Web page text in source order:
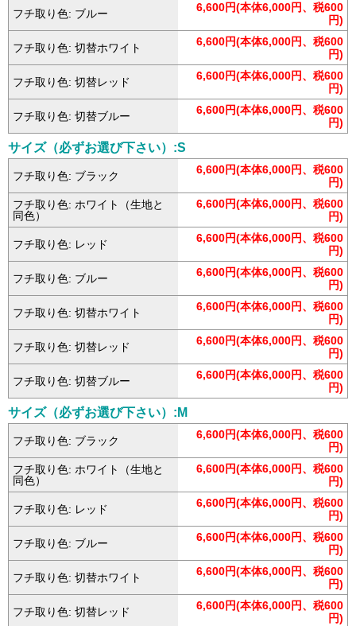
フチ取り色: ブルー
6,600円(本体6,000円、税600
円)
フチ取り色: 切替ホワイト
6,600円(本体6,000円、税600
円)
フチ取り色: 切替レッド
6,600円(本体6,000円、税600
円)
フチ取り色: 切替ブルー
6,600円(本体6,000円、税600
円)
サイズ（必ずお選び下さい）:S
フチ取り色: ブラック
6,600円(本体6,000円、税600
円)
フチ取り色: ホワイト（生地と
同色）
6,600円(本体6,000円、税600
円)
フチ取り色: レッド
6,600円(本体6,000円、税600
円)
フチ取り色: ブルー
6,600円(本体6,000円、税600
円)
フチ取り色: 切替ホワイト
6,600円(本体6,000円、税600
円)
フチ取り色: 切替レッド
6,600円(本体6,000円、税600
円)
フチ取り色: 切替ブルー
6,600円(本体6,000円、税600
円)
サイズ（必ずお選び下さい）:M
フチ取り色: ブラック
6,600円(本体6,000円、税600
円)
フチ取り色: ホワイト（生地と
同色）
6,600円(本体6,000円、税600
円)
フチ取り色: レッド
6,600円(本体6,000円、税600
円)
フチ取り色: ブルー
6,600円(本体6,000円、税600
円)
フチ取り色: 切替ホワイト
6,600円(本体6,000円、税600
円)
フチ取り色: 切替レッド
6,600円(本体6,000円、税600
円)